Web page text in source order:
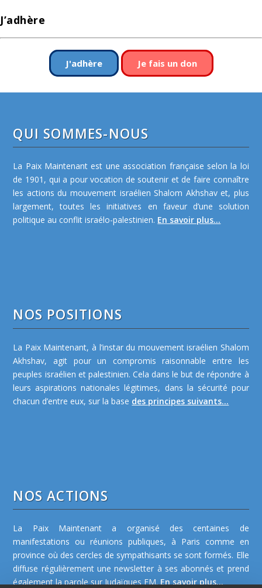
J’adhère
J'adhère Je fais un don
QUI SOMMES-NOUS
La Paix Maintenant est une association française selon la loi
de 1901, qui a pour vocation de soutenir et de faire connaître
les actions du mouvement israélien Shalom Akhshav et, plus
largement, toutes les initiatives en faveur d’une solution
politique au conflit israélo-palestinien. En savoir plus...
NOS POSITIONS
La Paix Maintenant, à l’instar du mouvement israélien Shalom
Akhshav, agit pour un compromis raisonnable entre les
peuples israélien et palestinien. Cela dans le but de répondre à
leurs aspirations nationales légitimes, dans la sécurité pour
chacun d’entre eux, sur la base des principes suivants...
NOS ACTIONS
La Paix Maintenant a organisé des centaines de
manifestations ou réunions publiques, à Paris comme en
province où des cercles de sympathisants se sont formés. Elle
diffuse régulièrement une newsletter à ses abonnés et prend
également la parole sur Judaïques FM. En savoir plus...